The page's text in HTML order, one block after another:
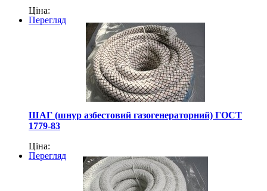
Ціна:
Перегляд
ШАГ (шнур азбестовий газогенераторний) ГОСТ
1779-83
Ціна:
Перегляд